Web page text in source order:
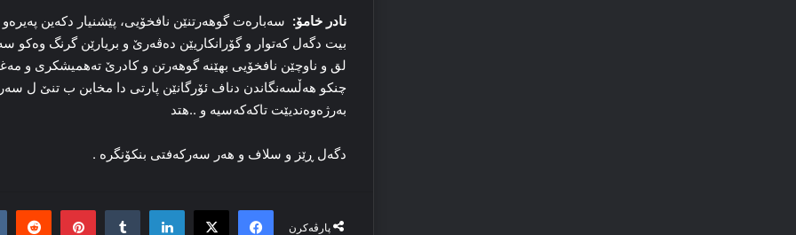
نادر خامۆ: سەبارەت گوهەرتنێن نافخۆیی، پێشنیار دکەین
بیت دگەل کەتوار و گۆرانکاریێن دەڤەرێ و بریارێن گرنگ وەکو
لق و ناوچێن نافخۆیی بهێنە گوهەرتن و کادرێ تەهمیشکری و
چنکو هەڵسەنگاندن دناف ئۆرگانێن پارتی دا مخابن ب تنێ ل
بەرژەوەندیێت تاکەکەسیە و ..هتد
دگەل ڕێز و سلاف و هەر سەرکەفتی بنکۆنگرە .
پارڤەکرن
Facebook
X
LinkedIn
Tumblr